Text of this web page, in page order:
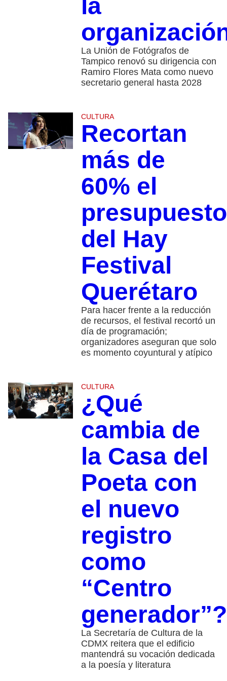
la
La Unión de Fotógrafos de
Tampico renovó su dirigencia con
Ramiro Flores Mata como nuevo
secretario general hasta 2028
CULTURA
Recortan
más de
60% el
presupuesto
del Hay
Festival
Querétaro
Para hacer frente a la reducción
de recursos, el festival recortó un
día de programación;
organizadores aseguran que solo
es momento coyuntural y atípico
CULTURA
¿Qué
cambia de
la Casa del
Poeta con
el nuevo
registro
como
“Centro
generador”?
La Secretaría de Cultura de la
CDMX reitera que el edificio
mantendrá su vocación dedicada
a la poesía y literatura